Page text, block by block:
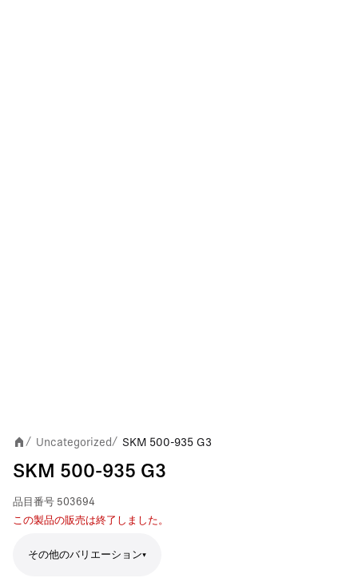
/ Uncategorized / SKM 500-935 G3
SKM 500-935 G3
品目番号 503694
この製品の販売は終了しました。
その他のバリエーション